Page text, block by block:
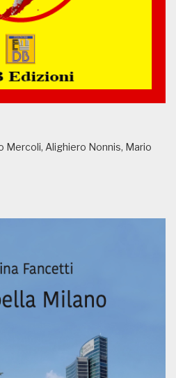
Mercoli, Alighiero Nonnis, Mario